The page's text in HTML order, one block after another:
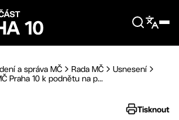
a správa MČ Rada MČ
Usnesení
Praha 10 k podnětu na p...
Tisknout